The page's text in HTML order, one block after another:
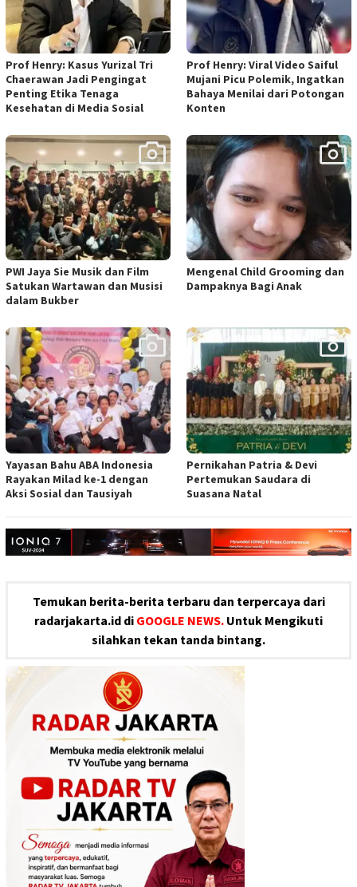
Prof Henry: Kasus Yurizal Tri
Chaerawan Jadi Pengingat
Penting Etika Tenaga
Kesehatan di Media Sosial
Prof Henry: Viral Video Saiful
Mujani Picu Polemik, Ingatkan
Bahaya Menilai dari Potongan
Konten
PWI Jaya Sie Musik dan Film
Satukan Wartawan dan Musisi
dalam Bukber
Mengenal Child Grooming dan
Dampaknya Bagi Anak
Yayasan Bahu ABA Indonesia
Rayakan Milad ke-1 dengan
Aksi Sosial dan Tausiyah
Pernikahan Patria & Devi
Pertemukan Saudara di
Suasana Natal
Temukan berita-berita terbaru dan terpercaya dari
radarjakarta.id di GOOGLE NEWS. Untuk Mengikuti
silahkan tekan tanda bintang.